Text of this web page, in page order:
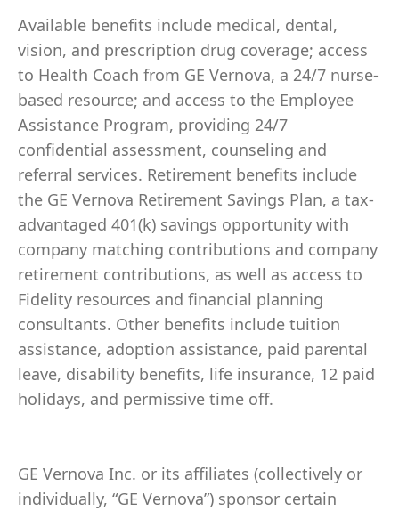
Available benefits include medical, dental,
vision, and prescription drug coverage; access
to Health Coach from GE Vernova, a 24/7 nurse-
based resource; and access to the Employee
Assistance Program, providing 24/7
confidential assessment, counseling and
referral services. Retirement benefits include
the GE Vernova Retirement Savings Plan, a tax-
advantaged 401(k) savings opportunity with
company matching contributions and company
retirement contributions, as well as access to
Fidelity resources and financial planning
consultants. Other benefits include tuition
assistance, adoption assistance, paid parental
leave, disability benefits, life insurance, 12 paid
holidays, and permissive time off.
GE Vernova Inc. or its affiliates (collectively or
individually, “GE Vernova”) sponsor certain